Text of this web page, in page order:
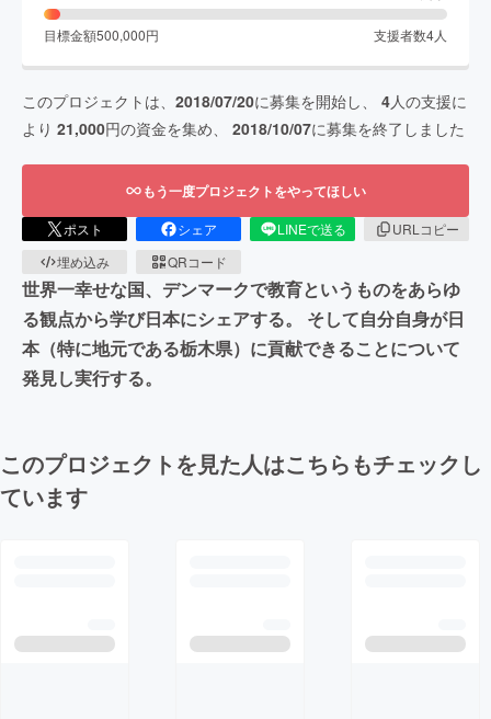
目標金額500,000円 支援者数4人
このプロジェクトは、 2018/07/20に募集を開始し、 4人の支援に
より 21,000円の資金を集め、 2018/10/07に募集を終了しました
もう一度プロジェクトをやってほしい
ポスト シェア LINEで送る
URLコピー
埋め込み
QRコード
世界一幸せな国、デンマークで教育というものをあらゆ
る観点から学び日本にシェアする。 そして自分自身が日
本（特に地元である栃木県）に貢献できることについて
発見し実行する。
このプロジェクトを見た人はこちらもチェックし
ています